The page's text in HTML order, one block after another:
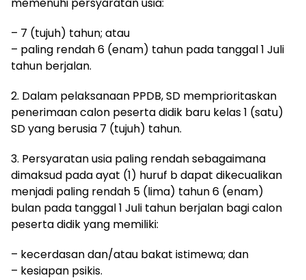
memenuhi persyaratan usia:
– 7 (tujuh) tahun; atau
– paling rendah 6 (enam) tahun pada tanggal 1 Juli
tahun berjalan.
2. Dalam pelaksanaan PPDB, SD memprioritaskan
penerimaan calon peserta didik baru kelas 1 (satu)
SD yang berusia 7 (tujuh) tahun.
3. Persyaratan usia paling rendah sebagaimana
dimaksud pada ayat (1) huruf b dapat dikecualikan
menjadi paling rendah 5 (lima) tahun 6 (enam)
bulan pada tanggal 1 Juli tahun berjalan bagi calon
peserta didik yang memiliki:
– kecerdasan dan/atau bakat istimewa; dan
– kesiapan psikis.